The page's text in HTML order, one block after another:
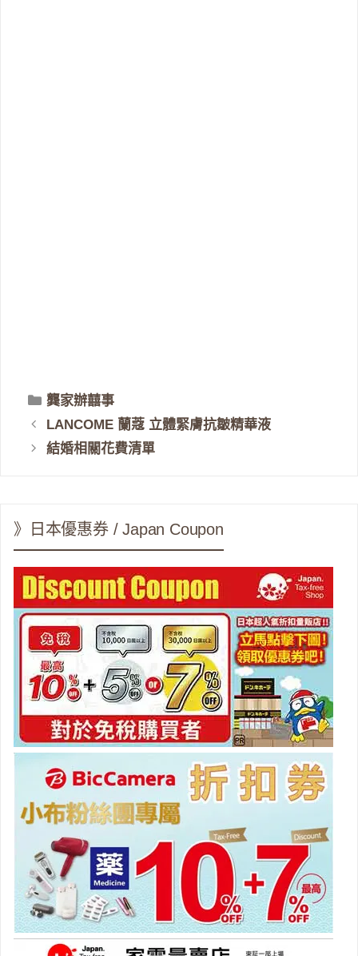
分
類
龔家辦囍事
LANCOME 蘭蔻 立體緊膚抗皺精華液
結婚相關花費清單
》日本優惠券 / Japan Coupon